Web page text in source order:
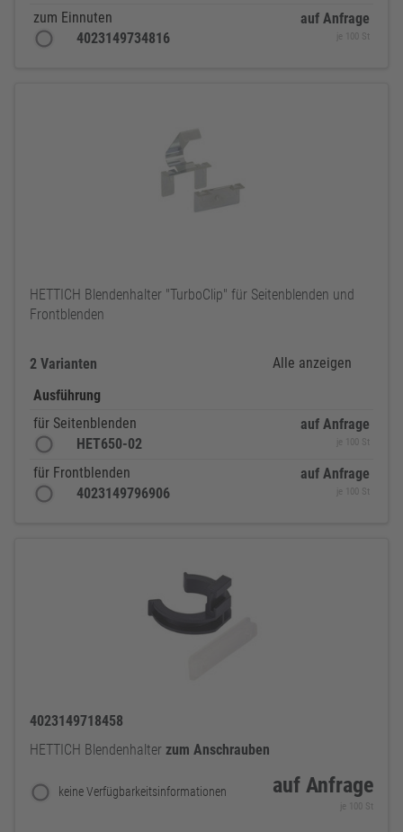
zum Einnuten
4023149734816
auf Anfrage
je 100 St
HETTICH Blendenhalter "TurboClip" für Seitenblenden und
Frontblenden
2 Varianten
Alle anzeigen
Ausführung
für Seitenblenden
HET650-02
auf Anfrage
je 100 St
für Frontblenden
4023149796906
auf Anfrage
je 100 St
4023149718458
HETTICH Blendenhalter zum Anschrauben
keine Verfügbarkeitsinformationen auf Anfrage
je 100 St